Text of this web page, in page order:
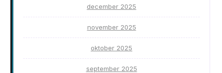
december 2025
november 2025
oktober 2025
september 2025